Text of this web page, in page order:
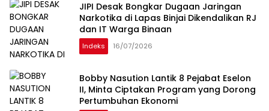
JIPI Desak Bongkar Dugaan Jaringan
Narkotika di Lapas Binjai Dikendalikan RJ
dan IT Warga Binaan
Indeks 16/07/2026
Bobby Nasution Lantik 8 Pejabat Eselon
II, Minta Ciptakan Program yang Dorong
Pertumbuhan Ekonomi